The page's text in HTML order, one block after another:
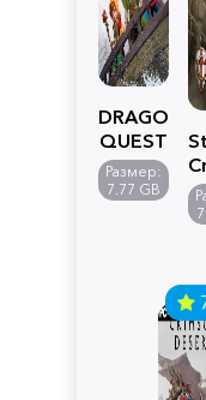
DRAGON
QUEST
VII
Reimagined
Размер:
7.77 GB